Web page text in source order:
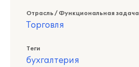
Отрасль / Функциональная задача
Торговля
Теги
бухгалтерия